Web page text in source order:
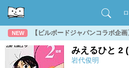
NEW 【ビルボードジャパンコラボ企
みえるひと 2
岩代俊明